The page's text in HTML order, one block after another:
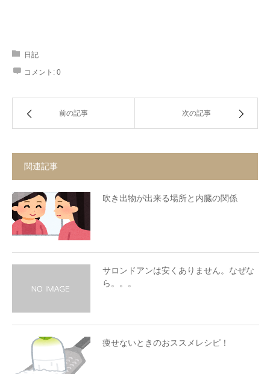
日記
コメント: 0
前の記事 次の記事
関連記事
吹き出物が出来る場所と内臓の関係
サロンドアンは安くありません。なぜな
ら。。。
痩せないときのおススメレシピ！